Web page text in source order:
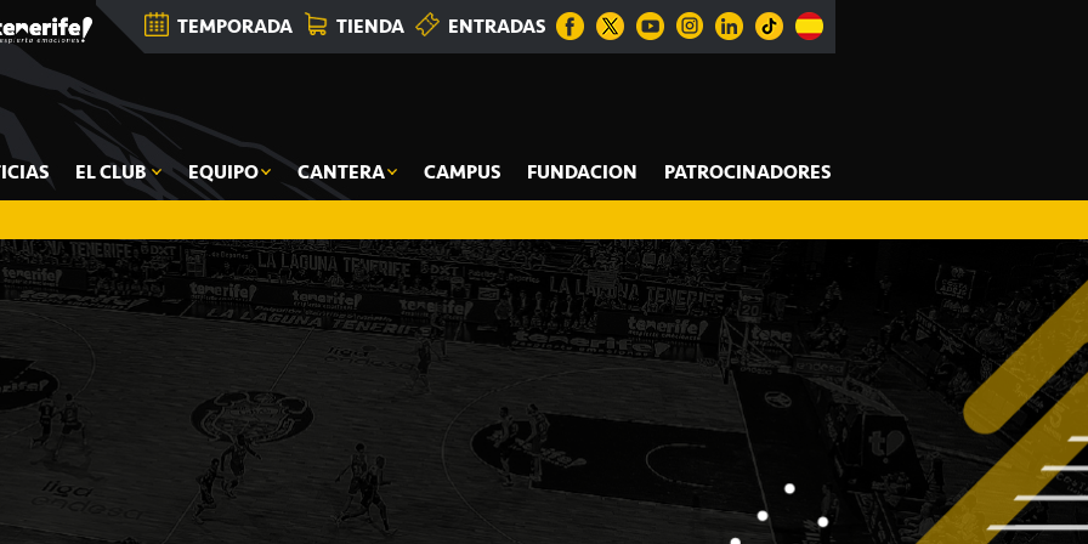
TEMPORADA TIENDA ENTRADAS
EL CLUB EQUIPO CANTERA CAMPUS FUNDACION PATROCINADORES